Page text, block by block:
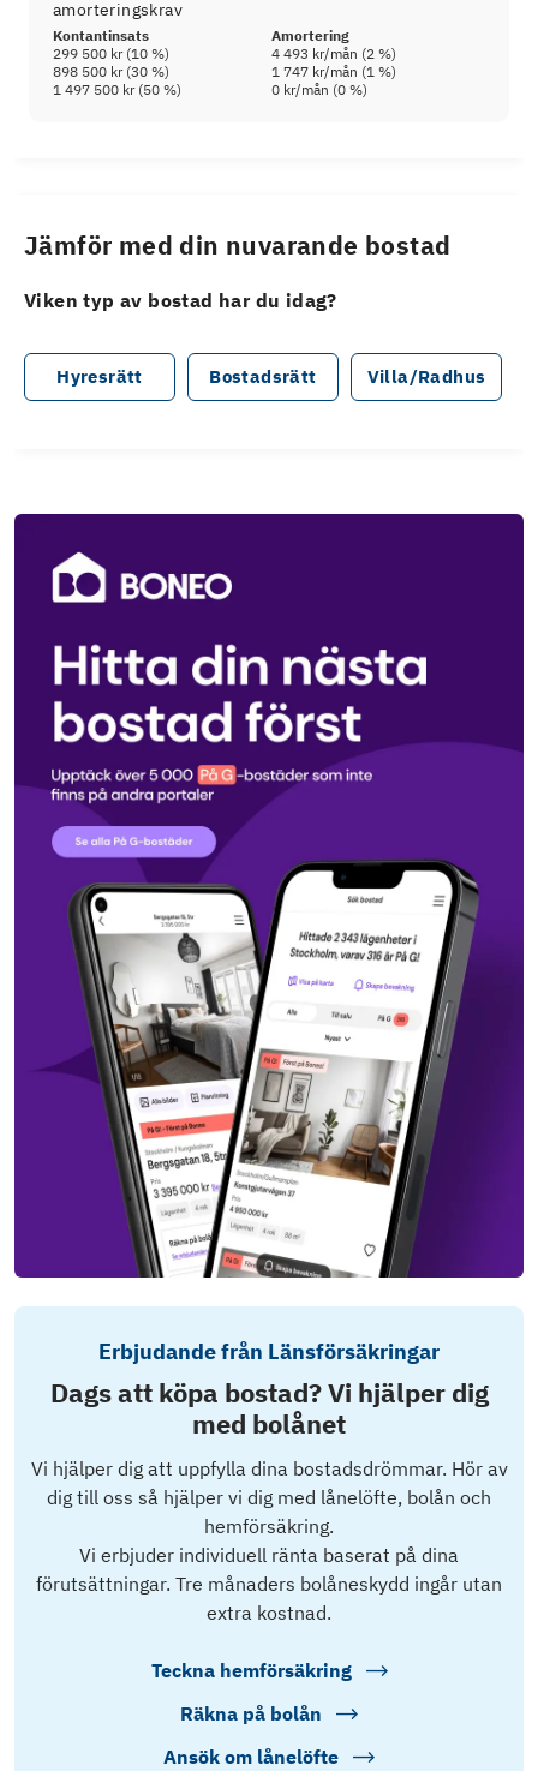
amorteringskrav
Kontantinsats
Amortering
299 500 kr(10 %) 4 493 kr/mån (2 %)
898 500 kr(30 %) 1 747 kr/mån (1 %)
1 497 500 kr(50 %) 0 kr/mån (0 %)
Jämför med din nuvarande bostad
Viken typ av bostad har du idag?
Hyresrätt Bostadsrätt Villa/Radhus
Erbjudande från Länsförsäkringar
Dags att köpa bostad? Vi hjälper dig
med bolånet
Vi hjälper dig att uppfylla dina bostadsdrömmar. Hör av
dig till oss så hjälper vi dig med lånelöfte, bolån och
hemförsäkring.
Vi erbjuder individuell ränta baserat på dina
förutsättningar. Tre månaders bolåneskydd ingår utan
extra kostnad.
Teckna hemförsäkring
Räkna på bolån
Ansök om lånelöfte